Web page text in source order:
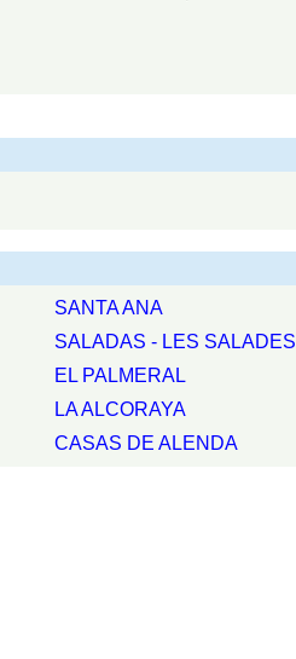
SANTA ANA
SALADAS - LES SALADES
EL PALMERAL
LA ALCORAYA
CASAS DE ALENDA